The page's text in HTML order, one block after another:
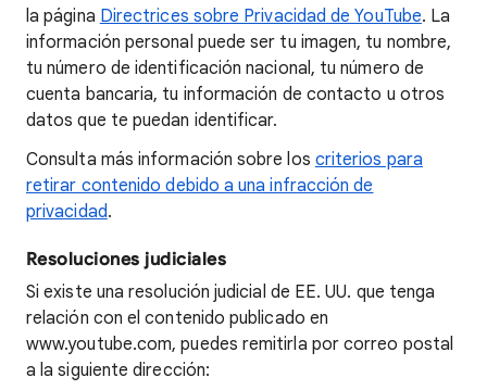
la página Directrices sobre Privacidad de YouTube. La
información personal puede ser tu imagen, tu nombre,
tu número de identificación nacional, tu número de
cuenta bancaria, tu información de contacto u otros
datos que te puedan identificar.
Consulta más información sobre los criterios para
retirar contenido debido a una infracción de
privacidad.
Resoluciones judiciales
Si existe una resolución judicial de EE. UU. que tenga
relación con el contenido publicado en
www.youtube.com, puedes remitirla por correo postal
a la siguiente dirección: